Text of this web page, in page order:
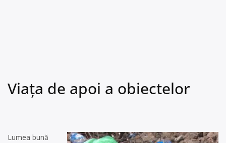
Viața de apoi a obiectelor
Lumea bună